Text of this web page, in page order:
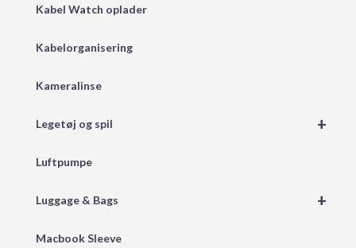
Kabel Watch oplader
Kabelorganisering
Kameralinse
+
Legetøj og spil
Luftpumpe
+
Luggage & Bags
Macbook Sleeve